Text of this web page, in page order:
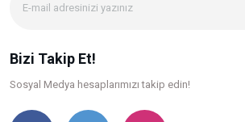
Bizi Takip Et!
Sosyal Medya hesaplarımızı takip edin!